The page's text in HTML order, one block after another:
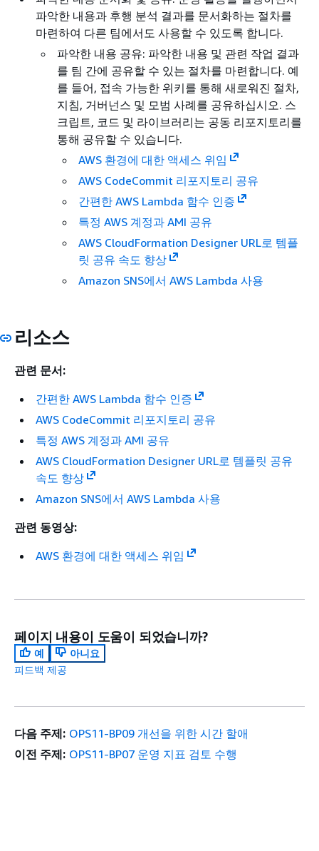
파악한 내용과 후행 분석 결과를 문서화하는 절차를
마련하여 다른 팀에서도 사용할 수 있도록 합니다.
파악한 내용 공유: 파악한 내용 및 관련 작업 결과
를 팀 간에 공유할 수 있는 절차를 마련합니다. 예
를 들어, 접속 가능한 위키를 통해 새로워진 절차,
지침, 거버넌스 및 모범 사례를 공유하십시오. 스
크립트, 코드 및 라이브러리는 공동 리포지토리를
통해 공유할 수 있습니다.
AWS 환경에 대한 액세스 위임
AWS CodeCommit 리포지토리 공유
간편한 AWS Lambda 함수 인증
특정 AWS 계정과 AMI 공유
AWS CloudFormation Designer URL로 템플
릿 공유 속도 향상
Amazon SNS에서 AWS Lambda 사용
리소스
관련 문서:
간편한 AWS Lambda 함수 인증
AWS CodeCommit 리포지토리 공유
특정 AWS 계정과 AMI 공유
AWS CloudFormation Designer URL로 템플릿 공유
속도 향상
Amazon SNS에서 AWS Lambda 사용
관련 동영상:
AWS 환경에 대한 액세스 위임
페이지 내용이 도움이 되었습니까?
예
아니요
피드백 제공
다음 주제: OPS11-BP09 개선을 위한 시간 할애
이전 주제: OPS11-BP07 운영 지표 검토 수행